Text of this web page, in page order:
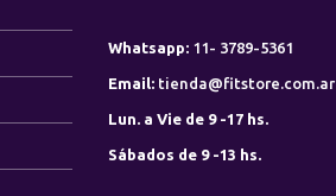
Whatsapp: 11- 3789-5361
Email: tienda@fitstore.com.ar
Lun. a Vie de 9 -17 hs.
Sábados de 9 -13 hs.